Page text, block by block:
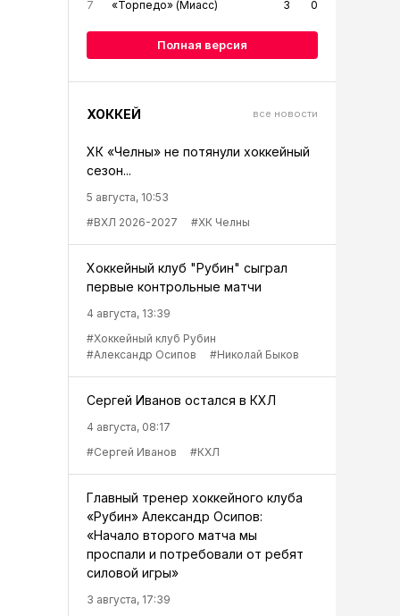
7
«Торпедо» (Миасс) 3 0
Полная версия
ХОККЕЙ все новости
ХК «Челны» не потянули хоккейный
сезон...
5 августа, 10:53
#ВХЛ 2026-2027
#ХК Челны
Хоккейный клуб "Рубин" сыграл
первые контрольные матчи
4 августа, 13:39
#Хоккейный клуб Рубин
#Александр Осипов
#Николай Быков
Сергей Иванов остался в КХЛ
4 августа, 08:17
#Сергей Иванов
#КХЛ
Главный тренер хоккейного клуба
«Рубин» Александр Осипов:
«Начало второго матча мы
проспали и потребовали от ребят
силовой игры»
3 августа, 17:39